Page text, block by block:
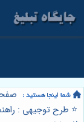
⭐️ طرح توجیهی :